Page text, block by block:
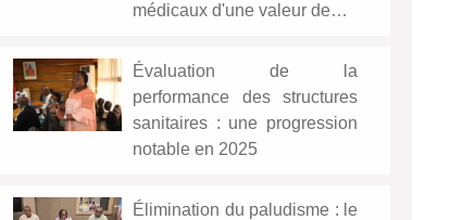
médicaux d'une valeur de…
Évaluation de la
performance des structures
sanitaires : une progression
notable en 2025
Élimination du paludisme : le